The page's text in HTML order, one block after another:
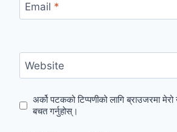
Email *
Website
अर्को पटकको टिप्पणीको लागि ब्राउजरमा
बचत गर्नुहोस्।